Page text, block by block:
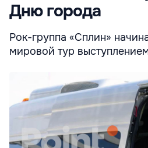
Дню города
Рок-группа «Сплин»
мировой тур